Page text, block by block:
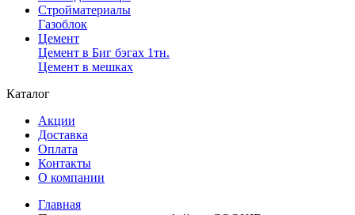
Стройматериалы
Газоблок
Цемент
Цемент в Биг бэгах 1тн.
Цемент в мешках
Каталог
Акции
Доставка
Оплата
Контакты
О компании
Главная